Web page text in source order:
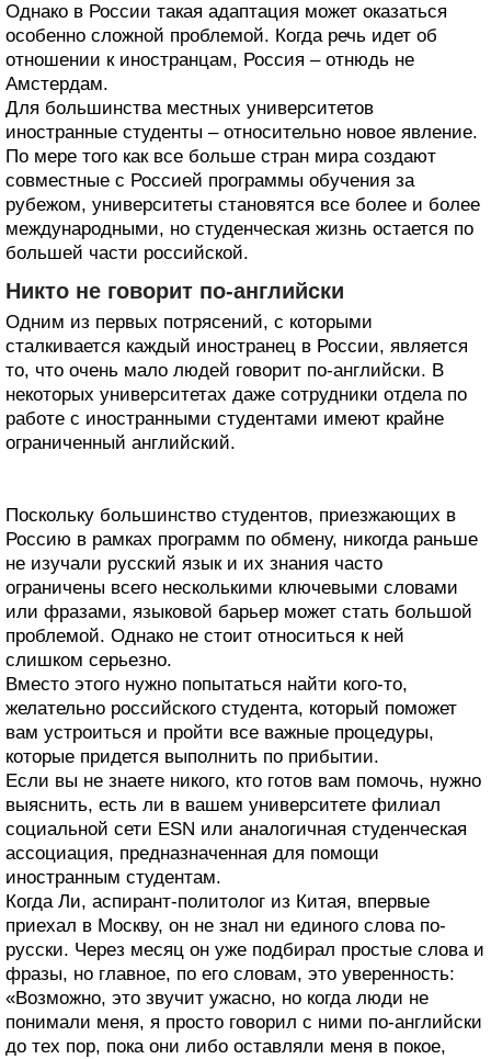
Однако в России такая адаптация может оказаться
особенно сложной проблемой. Когда речь идет об
отношении к иностранцам, Россия – отнюдь не
Амстердам.
Для большинства местных университетов
иностранные студенты – относительно новое явление.
По мере того как все больше стран мира создают
совместные с Россией программы обучения за
рубежом, университеты становятся все более и более
международными, но студенческая жизнь остается по
большей части российской.
Никто не говорит по-английски
Одним из первых потрясений, с которыми
сталкивается каждый иностранец в России, является
то, что очень мало людей говорит по-английски. В
некоторых университетах даже сотрудники отдела по
работе с иностранными студентами имеют крайне
ограниченный английский.
Поскольку большинство студентов, приезжающих в
Россию в рамках программ по обмену, никогда раньше
не изучали русский язык и их знания часто
ограничены всего несколькими ключевыми словами
или фразами, языковой барьер может стать большой
проблемой. Однако не стоит относиться к ней
слишком серьезно.
Вместо этого нужно попытаться найти кого-то,
желательно российского студента, который поможет
вам устроиться и пройти все важные процедуры,
которые придется выполнить по прибытии.
Если вы не знаете никого, кто готов вам помочь, нужно
выяснить, есть ли в вашем университете филиал
социальной сети ESN или аналогичная студенческая
ассоциация, предназначенная для помощи
иностранным студентам.
Когда Ли, аспирант-политолог из Китая, впервые
приехал в Москву, он не знал ни единого слова по-
русски. Через месяц он уже подбирал простые слова и
фразы, но главное, по его словам, это уверенность:
«Возможно, это звучит ужасно, но когда люди не
понимали меня, я просто говорил с ними по-английски
до тех пор, пока они либо оставляли меня в покое,